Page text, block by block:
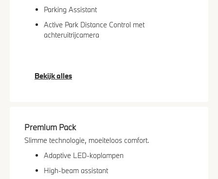
Parking Assistant
Active Park Distance Control met
achteruitrijcamera
Bekijk alles
Premium Pack
Slimme technologie, moeiteloos comfort.
Adaptive LED-koplampen
High-beam assistant